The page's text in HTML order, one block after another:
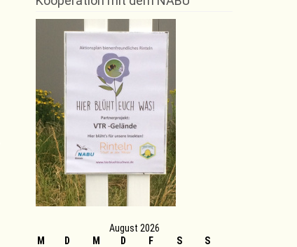
Schaper
knackt
den
Kreisrekord
August 2026
M
D M D F S
S